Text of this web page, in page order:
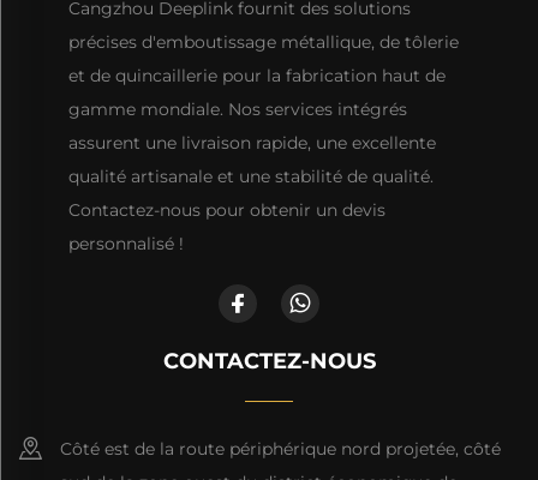
Cangzhou Deeplink fournit des solutions
précises d'emboutissage métallique, de tôlerie
et de quincaillerie pour la fabrication haut de
gamme mondiale. Nos services intégrés
assurent une livraison rapide, une excellente
qualité artisanale et une stabilité de qualité.
Contactez-nous pour obtenir un devis
personnalisé !
CONTACTEZ-NOUS
Côté est de la route périphérique nord projetée, côté